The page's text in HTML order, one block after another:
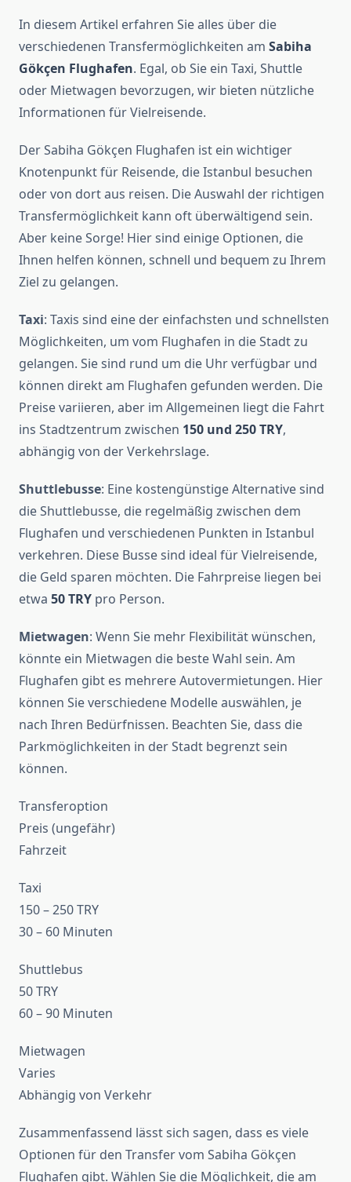
In diesem Artikel erfahren Sie alles über die
verschiedenen Transfermöglichkeiten am Sabiha
Gökçen Flughafen. Egal, ob Sie ein Taxi, Shuttle
oder Mietwagen bevorzugen, wir bieten nützliche
Informationen für Vielreisende.
Der Sabiha Gökçen Flughafen ist ein wichtiger
Knotenpunkt für Reisende, die Istanbul besuchen
oder von dort aus reisen. Die Auswahl der richtigen
Transfermöglichkeit kann oft überwältigend sein.
Aber keine Sorge! Hier sind einige Optionen, die
Ihnen helfen können, schnell und bequem zu Ihrem
Ziel zu gelangen.
Taxi: Taxis sind eine der einfachsten und schnellsten
Möglichkeiten, um vom Flughafen in die Stadt zu
gelangen. Sie sind rund um die Uhr verfügbar und
können direkt am Flughafen gefunden werden. Die
Preise variieren, aber im Allgemeinen liegt die Fahrt
ins Stadtzentrum zwischen 150 und 250 TRY,
abhängig von der Verkehrslage.
Shuttlebusse: Eine kostengünstige Alternative sind
die Shuttlebusse, die regelmäßig zwischen dem
Flughafen und verschiedenen Punkten in Istanbul
verkehren. Diese Busse sind ideal für Vielreisende,
die Geld sparen möchten. Die Fahrpreise liegen bei
etwa 50 TRY pro Person.
Mietwagen: Wenn Sie mehr Flexibilität wünschen,
könnte ein Mietwagen die beste Wahl sein. Am
Flughafen gibt es mehrere Autovermietungen. Hier
können Sie verschiedene Modelle auswählen, je
nach Ihren Bedürfnissen. Beachten Sie, dass die
Parkmöglichkeiten in der Stadt begrenzt sein
können.
Transferoption
Preis (ungefähr)
Fahrzeit
Taxi
150 – 250 TRY
30 – 60 Minuten
Shuttlebus
50 TRY
60 – 90 Minuten
Mietwagen
Varies
Abhängig von Verkehr
Zusammenfassend lässt sich sagen, dass es viele
Optionen für den Transfer vom Sabiha Gökçen
Flughafen gibt. Wählen Sie die Möglichkeit, die am